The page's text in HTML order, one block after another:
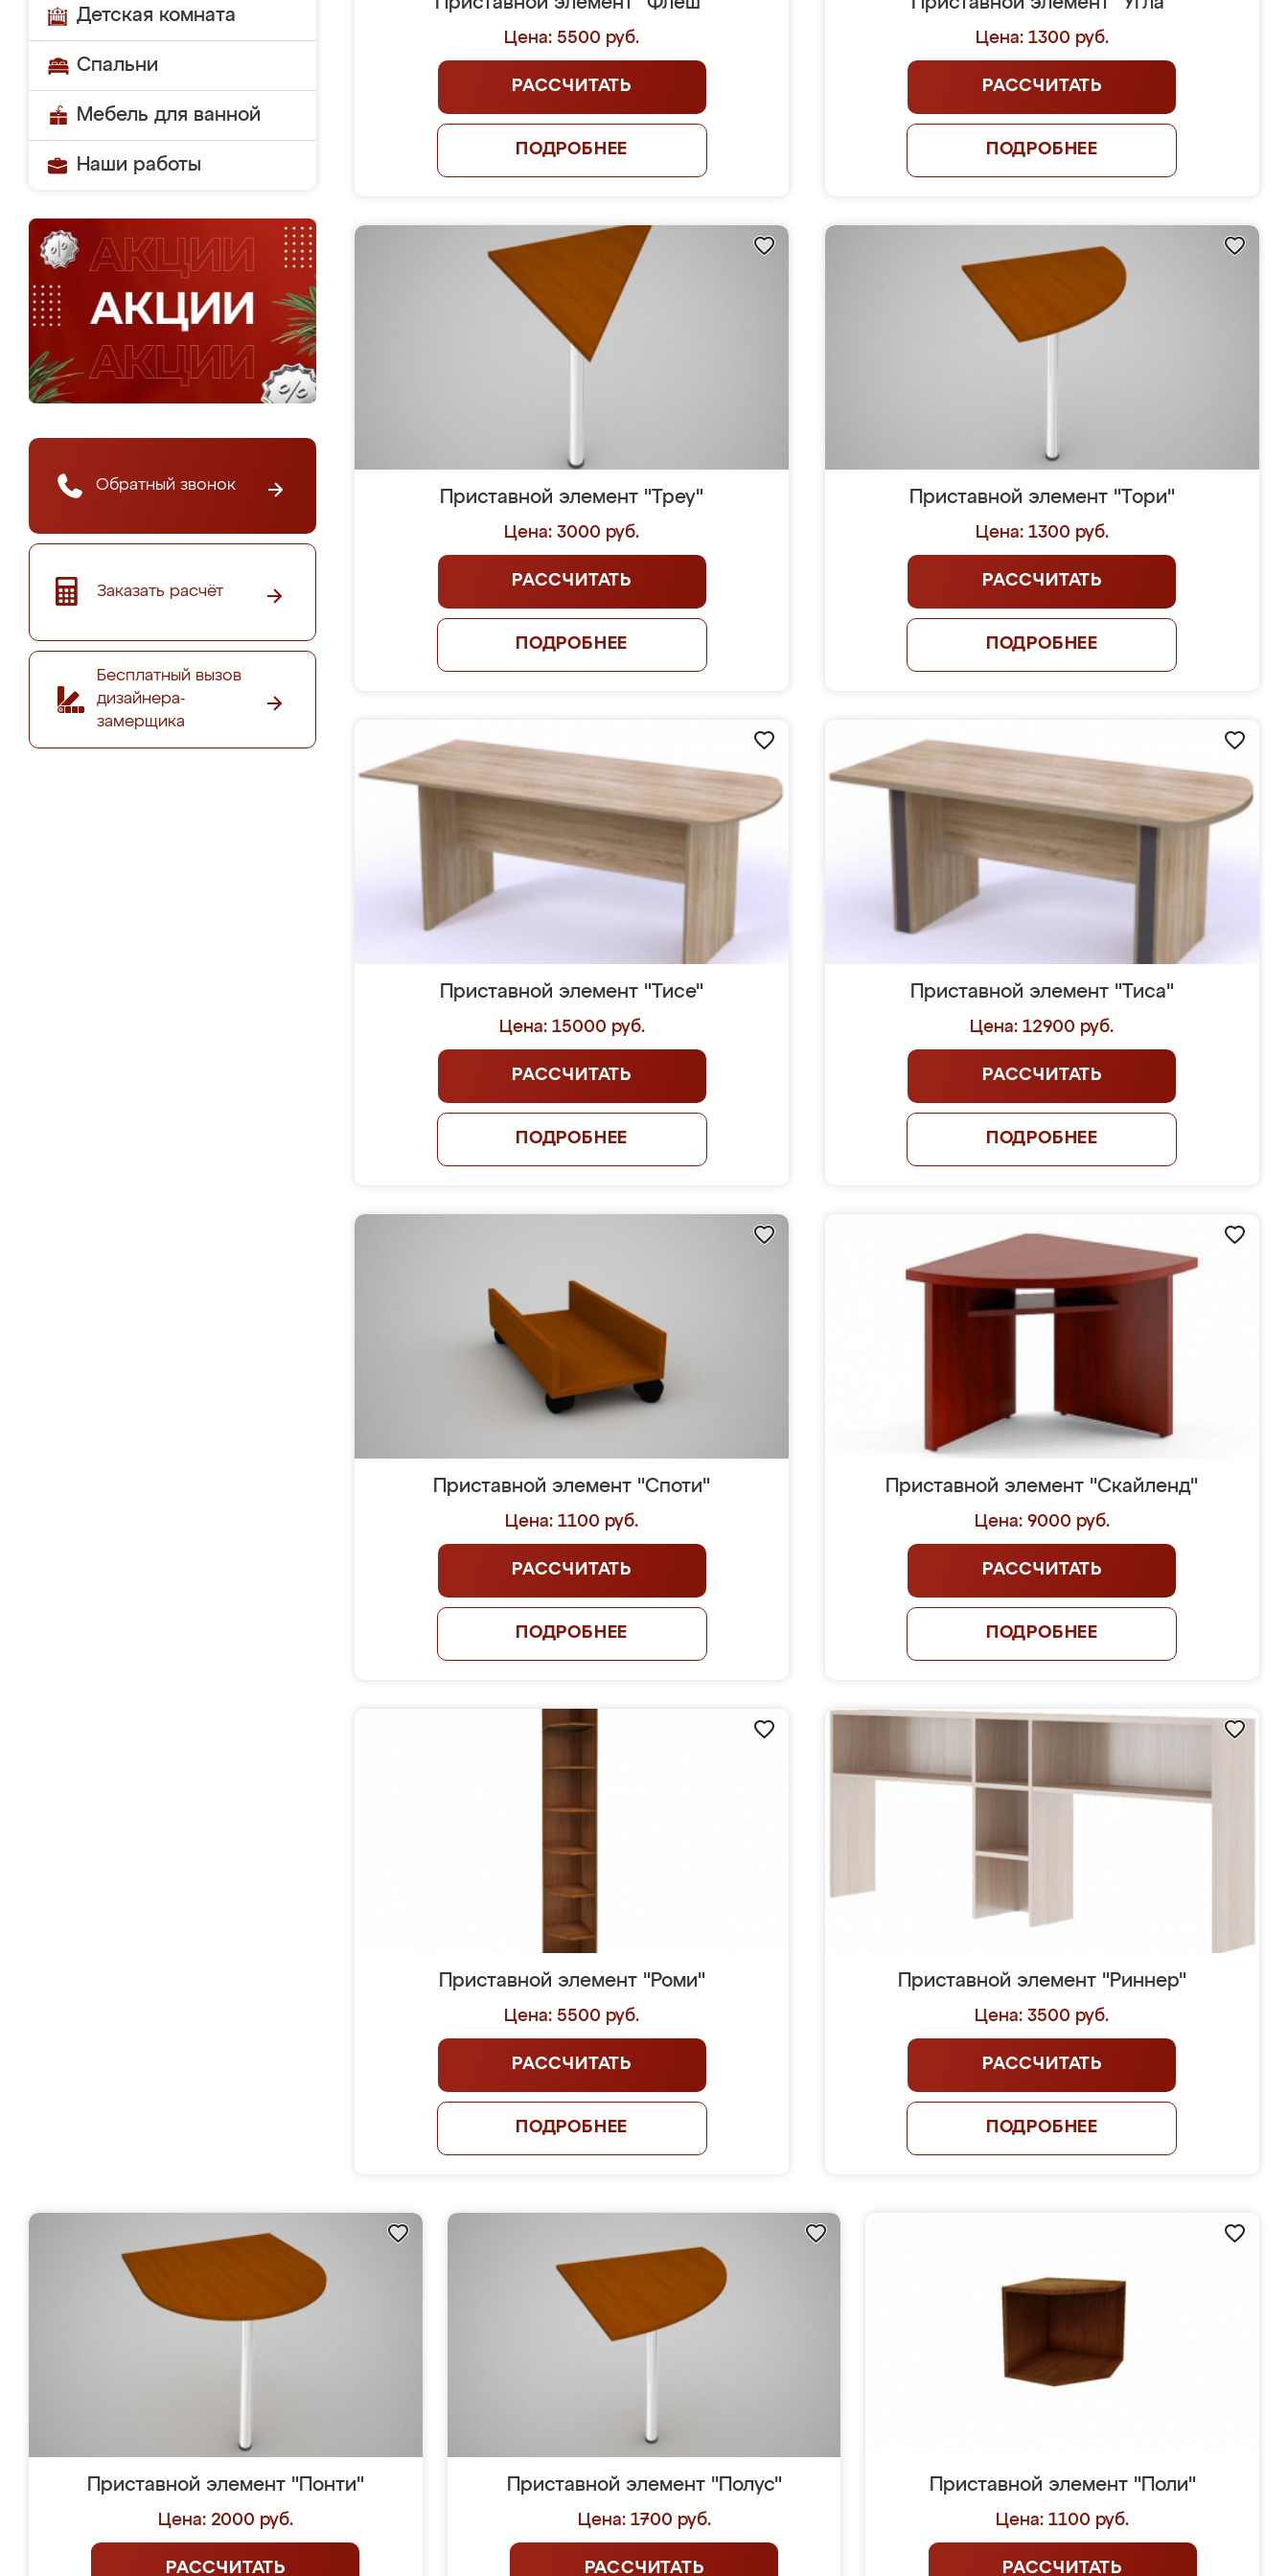
Детская комната
Спальни
Мебель для ванной
Наши работы
Обратный звонок
Заказать расчёт
Бесплатный вызов
дизайнера-
замерщика
Цена: 5500 руб.
РАССЧИТАТЬ
ПОДРОБНЕЕ
Цена: 1300 руб.
РАССЧИТАТЬ
ПОДРОБНЕЕ
Приставной элемент "Треу"
Цена: 3000 руб.
РАССЧИТАТЬ
ПОДРОБНЕЕ
Приставной элемент "Тори"
Цена: 1300 руб.
РАССЧИТАТЬ
ПОДРОБНЕЕ
Приставной элемент "Тисе"
Цена: 15000 руб.
РАССЧИТАТЬ
ПОДРОБНЕЕ
Приставной элемент "Тиса"
Цена: 12900 руб.
РАССЧИТАТЬ
ПОДРОБНЕЕ
Приставной элемент "Споти"
Цена: 1100 руб.
РАССЧИТАТЬ
ПОДРОБНЕЕ
Приставной элемент "Скайленд"
Цена: 9000 руб.
РАССЧИТАТЬ
ПОДРОБНЕЕ
Приставной элемент "Роми"
Цена: 5500 руб.
РАССЧИТАТЬ
ПОДРОБНЕЕ
Приставной элемент "Риннер"
Цена: 3500 руб.
РАССЧИТАТЬ
ПОДРОБНЕЕ
Приставной элемент "Понти"
Цена: 2000 руб.
РАССЧИТАТЬ
Приставной элемент "Полус"
Цена: 1700 руб.
РАССЧИТАТЬ
Приставной элемент "Поли"
Цена: 1100 руб.
РАССЧИТАТЬ